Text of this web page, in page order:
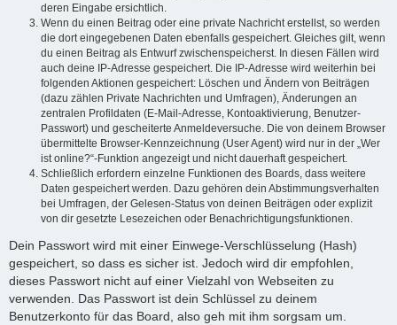
deren Eingabe ersichtlich.
Wenn du einen Beitrag oder eine private Nachricht erstellst, so werden
die dort eingegebenen Daten ebenfalls gespeichert. Gleiches gilt, wenn
du einen Beitrag als Entwurf zwischenspeicherst. In diesen Fällen wird
auch deine IP-Adresse gespeichert. Die IP-Adresse wird weiterhin bei
folgenden Aktionen gespeichert: Löschen und Ändern von Beiträgen
(dazu zählen Private Nachrichten und Umfragen), Änderungen an
zentralen Profildaten (E-Mail-Adresse, Kontoaktivierung, Benutzer-
Passwort) und gescheiterte Anmeldeversuche. Die von deinem Browser
übermittelte Browser-Kennzeichnung (User Agent) wird nur in der „Wer
ist online?“-Funktion angezeigt und nicht dauerhaft gespeichert.
Schließlich erfordern einzelne Funktionen des Boards, dass weitere
Daten gespeichert werden. Dazu gehören dein Abstimmungsverhalten
bei Umfragen, der Gelesen-Status von deinen Beiträgen oder explizit
von dir gesetzte Lesezeichen oder Benachrichtigungsfunktionen.
Dein Passwort wird mit einer Einwege-Verschlüsselung (Hash)
gespeichert, so dass es sicher ist. Jedoch wird dir empfohlen,
dieses Passwort nicht auf einer Vielzahl von Webseiten zu
verwenden. Das Passwort ist dein Schlüssel zu deinem
Benutzerkonto für das Board, also geh mit ihm sorgsam um.